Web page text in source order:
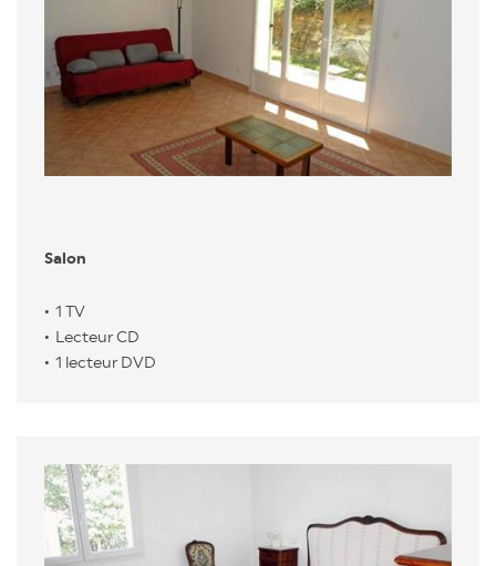
Salon
1 TV
Lecteur CD
1 lecteur DVD